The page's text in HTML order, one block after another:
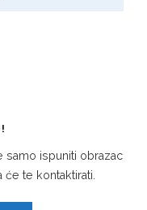
samo ispuniti obrazac
te kontaktirati.